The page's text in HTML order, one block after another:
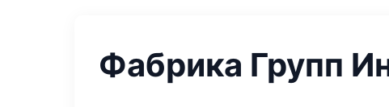
Фабрика Групп